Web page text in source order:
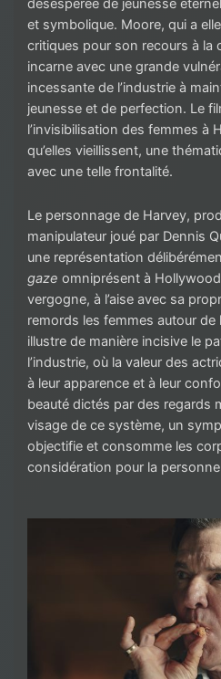
désespérée de jeunesse
et symbolique. Moore, qui a
critiques pour son recours à la
incarne avec une grande
incessante de l’industrie à
jeunesse et de perfection. Le
l’invisibilisation des femmes à
qu’elles vieillissent, une
avec une telle frontalité.
Le personnage de Harvey,
manipulateur joué par Dennis
une représentation
gaze omniprésent à
vergogne, à l’aise avec sa
remords les femmes autour de
illustre de manière incisive le
l’industrie, où la valeur des
à leur apparence et à leur
beauté dictés par des regards
visage de ce système, un
objectifie et consomme les
considération pour la personne